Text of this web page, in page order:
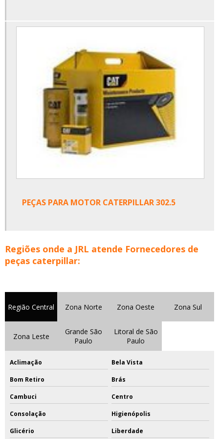
PEÇAS PARA MOTOR CATERPILLAR 302.5
Regiões onde a JRL atende Fornecedores de
peças caterpillar:
Região Central Zona Norte Zona Oeste Zona Sul
Zona Leste
Grande São
Paulo
Litoral de São
Paulo
Aclimação Bela Vista
Bom Retiro Brás
Cambuci Centro
Consolação Higienópolis
Glicério Liberdade